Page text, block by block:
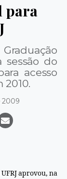
para
sessão do
acesso
2010.
2009
aprovou, na